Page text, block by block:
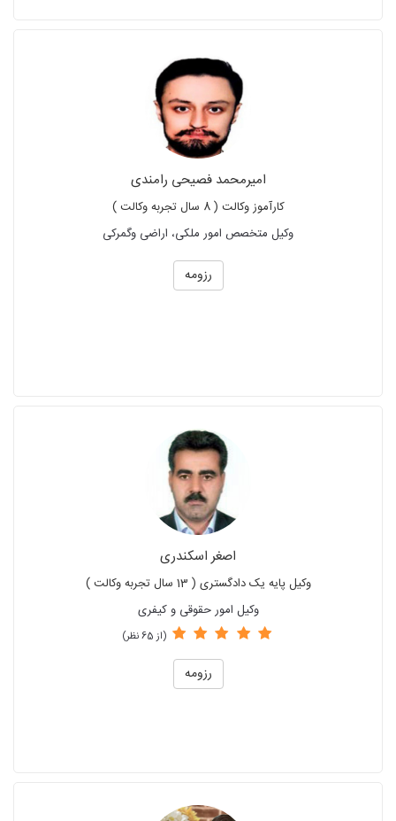
امیرمحمد فصیحی رامندی
کارآموز وکالت ( 8 سال تجربه وکالت )
وکیل متخصص امور ملکی، اراضی وگمرکی
رزومه
اصغر اسکندری
وکیل پایه یک دادگستری ( 13 سال تجربه وکالت )
وکیل امور حقوقی و کیفری
(از 65 نظر)
رزومه